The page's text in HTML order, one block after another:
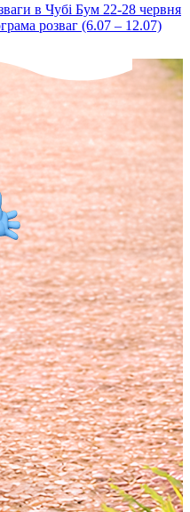
в Чубі Бум 22-28 червня
розваг (6.07 – 12.07)